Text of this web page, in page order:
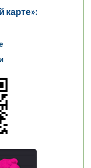
карте»: